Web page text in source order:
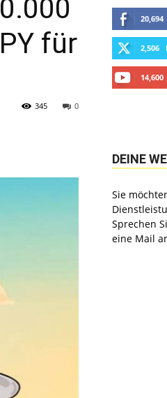
für
0
345
20,694
2,506
14,600
DEINE
Sie
Sprechen
eine Mail